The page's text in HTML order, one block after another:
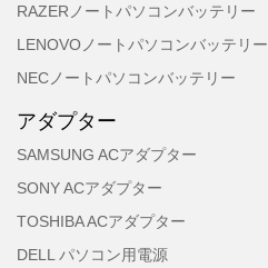
RAZERノートパソコンバッテリー
LENOVOノートパソコンバッテリー
NECノートパソコンバッテリー
アダプター
SAMSUNG ACアダプター
SONY ACアダプター
TOSHIBA ACアダプター
DELL パソコン用電源